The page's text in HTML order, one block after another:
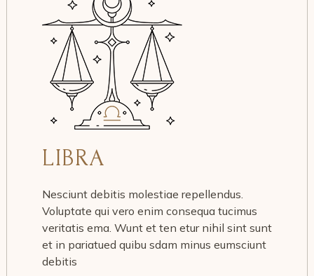
LIBRA
Nesciunt debitis molestiae repellendus.
Voluptate qui vero enim consequa tucimus
veritatis ema. Wunt et ten etur nihil sint sunt
et in pariatued quibu sdam minus eumsciunt
debitis